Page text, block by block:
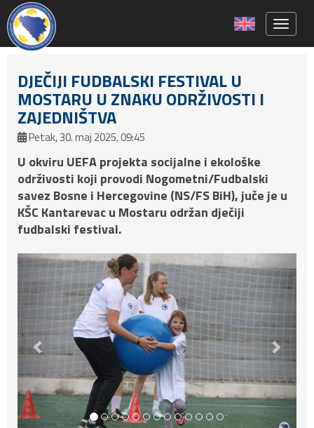
DJEČIJI FUDBALSKI FESTIVAL U
MOSTARU U ZNAKU ODRŽIVOSTI I
ZAJEDNIŠTVA
Petak, 30. maj 2025. 09:45
U okviru UEFA projekta socijalne i ekološke
održivosti koji provodi Nogometni/Fudbalski
savez Bosne i Hercegovine (NS/FS BiH), juče je u
KŠC Kantarevac u Mostaru održan dječiji
fudbalski festival.